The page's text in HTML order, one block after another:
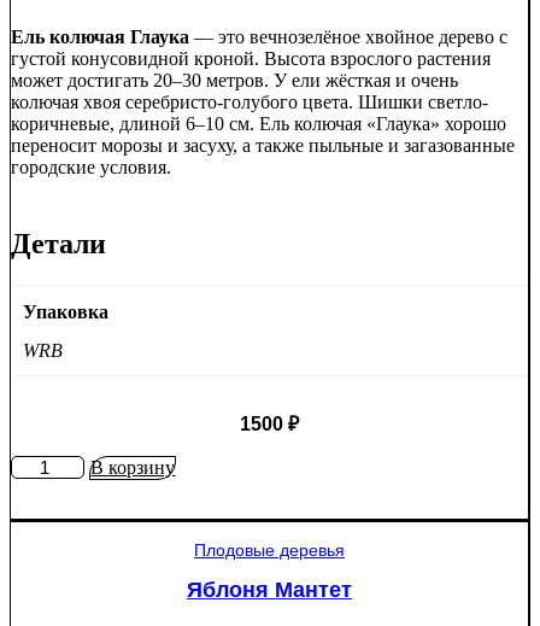
Ель колючая Глаука — это вечнозелёное хвойное дерево с
густой конусовидной кроной. Высота взрослого растения
может достигать 20–30 метров. У ели жёсткая и очень
колючая хвоя серебристо-голубого цвета. Шишки светло-
коричневые, длиной 6–10 см. Ель колючая «Глаука» хорошо
переносит морозы и засуху, а также пыльные и загазованные
городские условия.
Детали
Упаковка
WRB
1500 ₽
КоличествоВ корзину
Плодовые деревья
Яблоня Мантет